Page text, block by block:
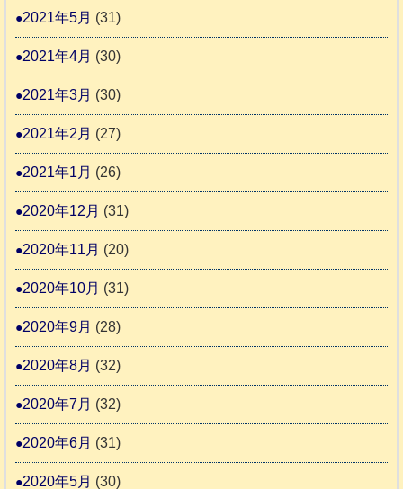
2021年5月 (31)
2021年4月 (30)
2021年3月 (30)
2021年2月 (27)
2021年1月 (26)
2020年12月 (31)
2020年11月 (20)
2020年10月 (31)
2020年9月 (28)
2020年8月 (32)
2020年7月 (32)
2020年6月 (31)
2020年5月 (30)